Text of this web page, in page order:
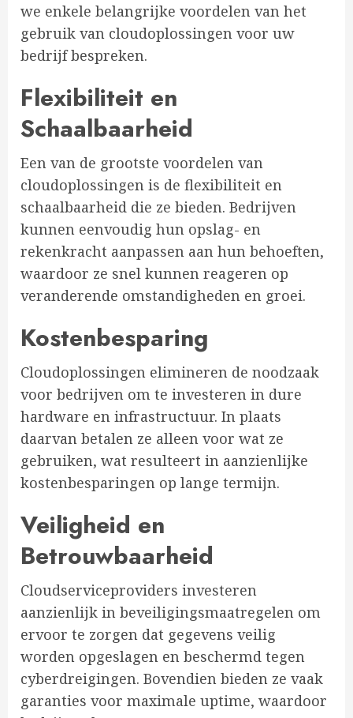
we enkele belangrijke voordelen van het
gebruik van cloudoplossingen voor uw
bedrijf bespreken.
Flexibiliteit en
Schaalbaarheid
Een van de grootste voordelen van
cloudoplossingen is de flexibiliteit en
schaalbaarheid die ze bieden. Bedrijven
kunnen eenvoudig hun opslag- en
rekenkracht aanpassen aan hun behoeften,
waardoor ze snel kunnen reageren op
veranderende omstandigheden en groei.
Kostenbesparing
Cloudoplossingen elimineren de noodzaak
voor bedrijven om te investeren in dure
hardware en infrastructuur. In plaats
daarvan betalen ze alleen voor wat ze
gebruiken, wat resulteert in aanzienlijke
kostenbesparingen op lange termijn.
Veiligheid en
Betrouwbaarheid
Cloudserviceproviders investeren
aanzienlijk in beveiligingsmaatregelen om
ervoor te zorgen dat gegevens veilig
worden opgeslagen en beschermd tegen
cyberdreigingen. Bovendien bieden ze vaak
garanties voor maximale uptime, waardoor